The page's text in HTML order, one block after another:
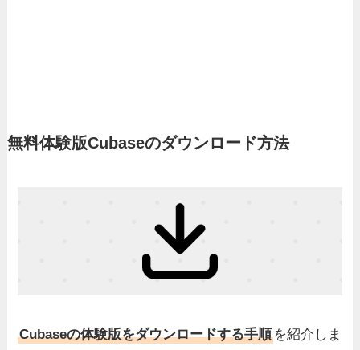
無料体験版Cubaseのダウンロード方法
Cubaseの体験版をダウンロードする手順を紹介しま